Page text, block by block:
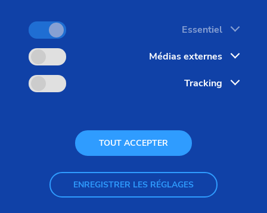
Langue
Anglais
Essentiel
Médias externes
Tracking
TOUT ACCEPTER
ENREGISTRER LES RÉGLAGES